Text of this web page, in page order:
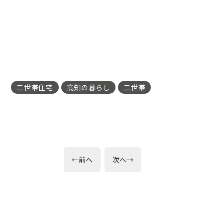
二世帯住宅 高知の暮らし 二世帯
前
の
←前へ 次
の
次へ→